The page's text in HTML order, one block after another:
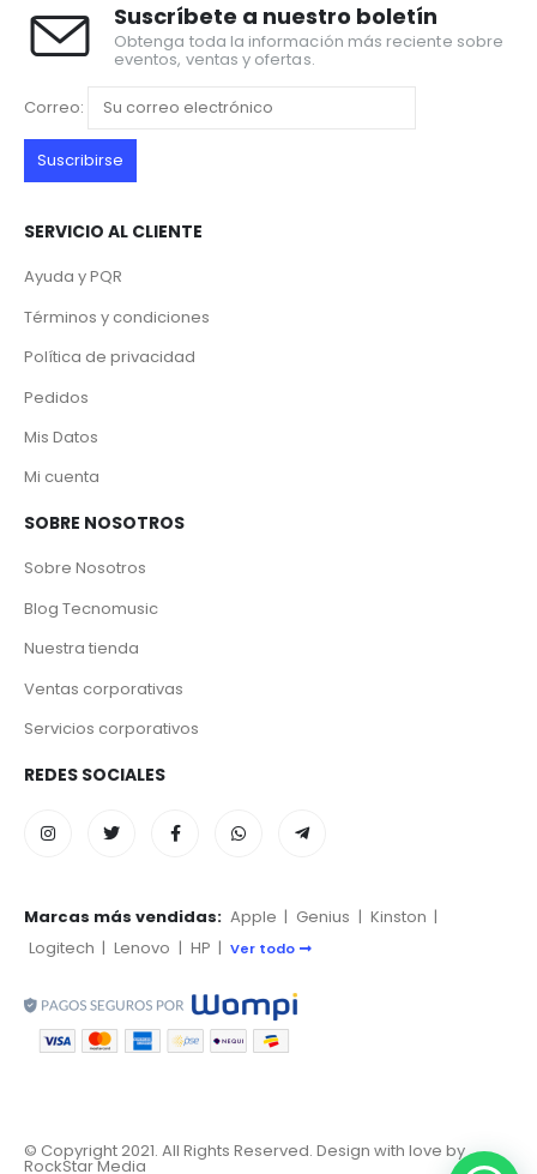
Suscríbete a nuestro boletín
Obtenga toda la información más reciente sobre
eventos, ventas y ofertas.
Correo:
SERVICIO AL CLIENTE
Ayuda y PQR
Términos y condiciones
Política de privacidad
Pedidos
Mis Datos
Mi cuenta
SOBRE NOSOTROS
Sobre Nosotros
Blog Tecnomusic
Nuestra tienda
Ventas corporativas
Servicios corporativos
REDES SOCIALES
Marcas más vendidas: Apple | Genius | Kinston |
Logitech | Lenovo | HP | Ver todo
© Copyright 2021. All Rights Reserved. Design with love by
RockStar Media